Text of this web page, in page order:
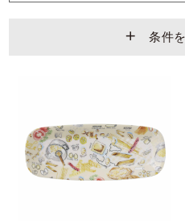
条件
ブラ